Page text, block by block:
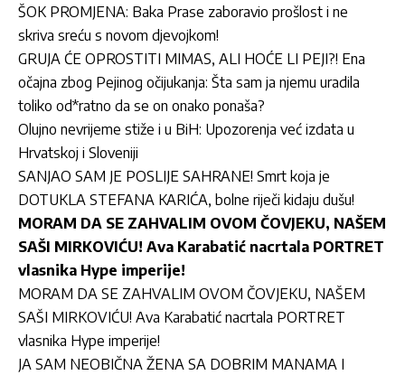
ŠOK PROMJENA: Baka Prase zaboravio prošlost i ne
skriva sreću s novom djevojkom!
GRUJA ĆE OPROSTITI MIMAS, ALI HOĆE LI PEJI?! Ena
očajna zbog Pejinog očijukanja: Šta sam ja njemu uradila
toliko od*ratno da se on onako ponaša?
Olujno nevrijeme stiže i u BiH: Upozorenja već izdata u
Hrvatskoj i Sloveniji
SANJAO SAM JE POSLIJE SAHRANE! Smrt koja je
DOTUKLA STEFANA KARIĆA, bolne riječi kidaju dušu!
MORAM DA SE ZAHVALIM OVOM ČOVJEKU, NAŠEM
SAŠI MIRKOVIĆU! Ava Karabatić nacrtala PORTRET
vlasnika Hype imperije!
MORAM DA SE ZAHVALIM OVOM ČOVJEKU, NAŠEM
SAŠI MIRKOVIĆU! Ava Karabatić nacrtala PORTRET
vlasnika Hype imperije!
JA SAM NEOBIČNA ŽENA SA DOBRIM MANAMA I